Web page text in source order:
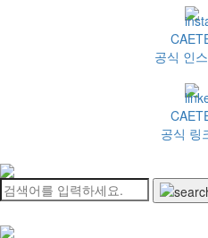
공식 인
공식 링